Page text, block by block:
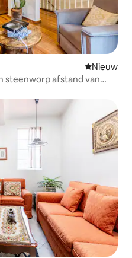
Nieuwe
Nieuw
steenworp afstand van